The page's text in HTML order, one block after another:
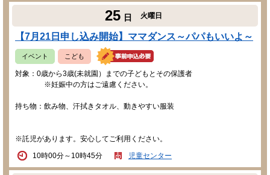
25 日 火曜日
【7月21日申し込み開始】ママダンス～パパもいいよ～
イベント こども
対象：0歳から3歳(未就園）までの子どもとその保護者
※妊娠中の方はご遠慮ください。
持ち物：飲み物、汗拭きタオル、動きやすい服装
※託児があります。安心してご利用ください。
10時00分～10時45分
児童センター